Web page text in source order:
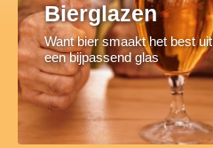
Bierglazen
Want bier smaakt het best uit
een bijpassend glas